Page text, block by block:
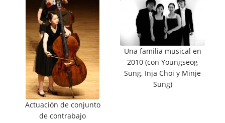
Actuación de conjunto
de contrabajo
Una familia musical en
2010 (con Youngseog
Sung, Inja Choi y Minje
Sung)